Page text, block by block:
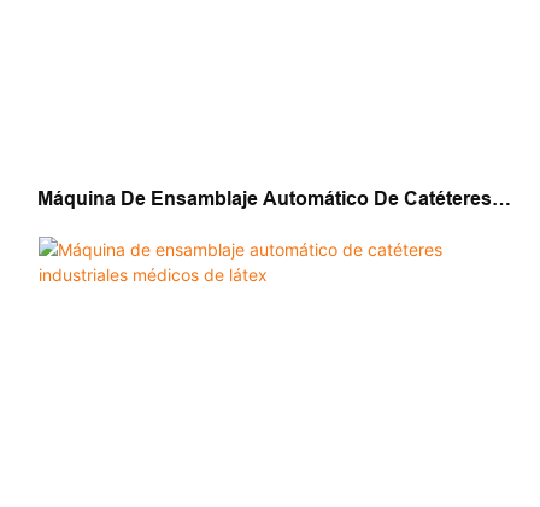
Máquina De Ensamblaje Automático De Catéteres
Nelaton